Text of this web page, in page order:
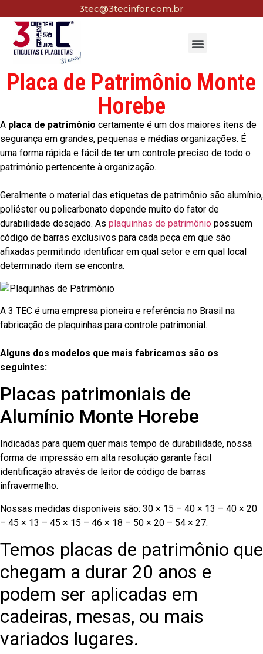
3tec@3tecinfor.com.br
Placa de Patrimônio Monte
Horebe
A placa de patrimônio certamente é um dos maiores itens de
segurança em grandes, pequenas e médias organizações. É
uma forma rápida e fácil de ter um controle preciso de todo o
patrimônio pertencente à organização.
Geralmente o material das etiquetas de patrimônio são alumínio,
poliéster ou policarbonato depende muito do fator de
durabilidade desejado. As plaquinhas de patrimônio possuem
código de barras exclusivos para cada peça em que são
afixadas permitindo identificar em qual setor e em qual local
determinado item se encontra.
A 3 TEC é uma empresa pioneira e referência no Brasil na
fabricação de plaquinhas para controle patrimonial.
Alguns dos modelos que mais fabricamos são os
seguintes:
Placas patrimoniais de
Alumínio Monte Horebe
Indicadas para quem quer mais tempo de durabilidade, nossa
forma de impressão em alta resolução garante fácil
identificação através de leitor de código de barras
infravermelho.
Nossas medidas disponíveis são: 30 × 15 – 40 × 13 – 40 × 20
– 45 × 13 – 45 × 15 – 46 × 18 – 50 × 20 – 54 × 27.
Temos placas de patrimônio que
chegam a durar 20 anos e
podem ser aplicadas em
cadeiras, mesas, ou mais
variados lugares.